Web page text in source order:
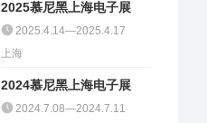
2025慕尼黑上海电子展
2025.4.14—2025.4.17
上海
2024慕尼黑上海电子展
2024.7.08—2024.7.11